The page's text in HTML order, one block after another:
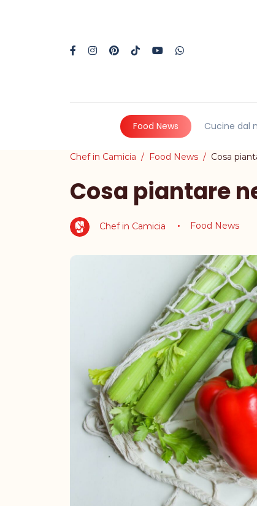
Food News Cucine dal
Chef in Camicia Food News Cosa
Cosa piantare
Chef in Camicia Food News